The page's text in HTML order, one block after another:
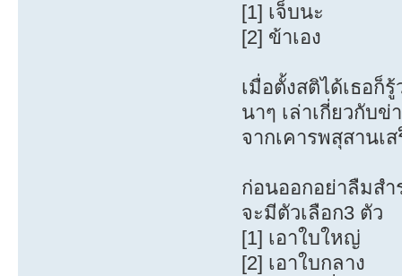
[1] เจ็บนะ
[2] ข้าเอง
เมื่อตั้งสติได้เธอก็
นาๆ เล่าเกี่ยวกับข่
จากเคารพสุสานเ
ก่อนออกอย่าลืมสำ
จะมีตัวเลือก3 ตัว
[1] เอาใบใหญ่
[2] เอาใบกลาง